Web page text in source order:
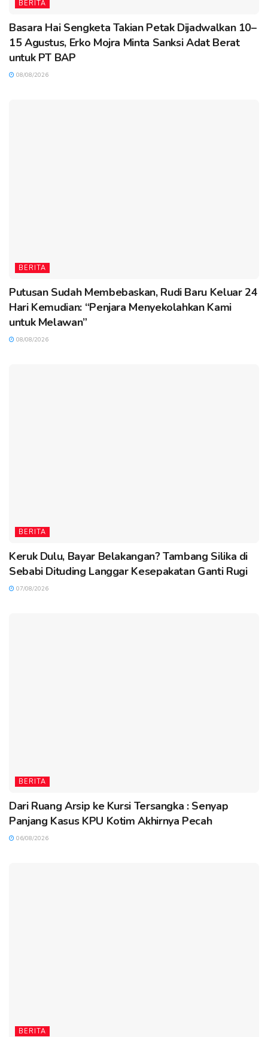
BERITA
Basara Hai Sengketa Takian Petak Dijadwalkan 10–
15 Agustus, Erko Mojra Minta Sanksi Adat Berat
untuk PT BAP
08/08/2026
BERITA
Putusan Sudah Membebaskan, Rudi Baru Keluar 24
Hari Kemudian: “Penjara Menyekolahkan Kami
untuk Melawan”
08/08/2026
BERITA
Keruk Dulu, Bayar Belakangan? Tambang Silika di
Sebabi Dituding Langgar Kesepakatan Ganti Rugi
07/08/2026
BERITA
Dari Ruang Arsip ke Kursi Tersangka : Senyap
Panjang Kasus KPU Kotim Akhirnya Pecah
06/08/2026
BERITA